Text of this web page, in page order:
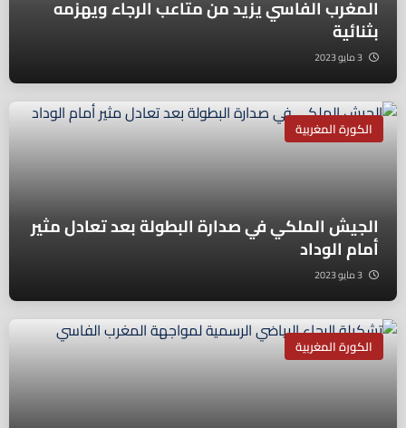
المغرب الفاسي يزيد من متاعب الرجاء ويهزمه
بثنائية
الكورة المغربية
الجيش الملكي في صدارة البطولة بعد تعادل مثير
أمام الوداد
الكورة المغربية